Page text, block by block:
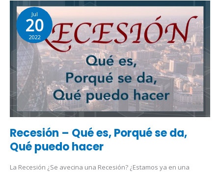
Jul
20
2022
Recesión – Qué es, Porqué se da,
Qué puedo hacer
La Recesión ¿Se avecina una Recesión? ¿Estamos ya en una
Recesión
Qué
Porqué
da,
Qué
puedo
hacer